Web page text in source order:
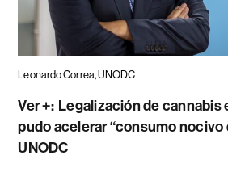
Leonardo Correa, UNODC
Ver +: Legalización de cannabis
pudo acelerar “consumo nocivo
UNODC